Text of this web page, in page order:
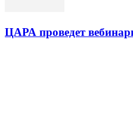
ЦАРА проведет